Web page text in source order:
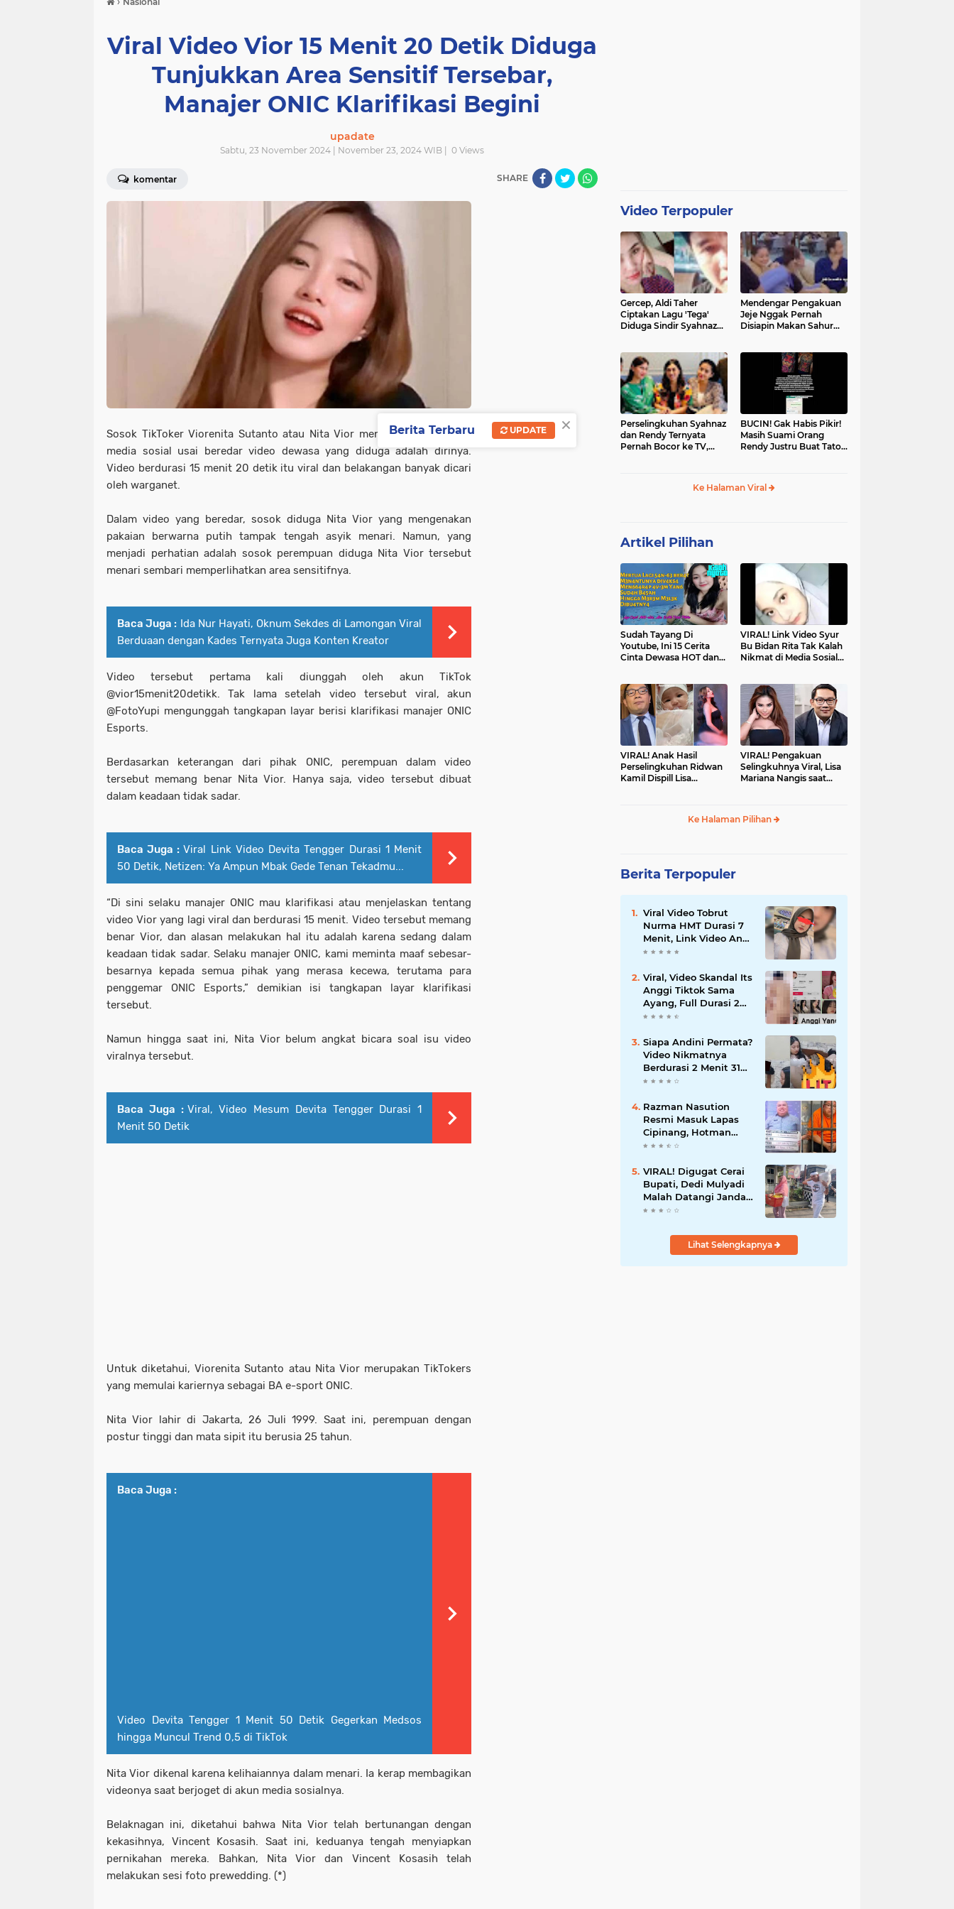
Viral Video Vior 15 Menit 20 Detik Diduga
Tunjukkan Area Sensitif Tersebar,
Manajer ONIC Klarifikasi Begini
upadate
Sabtu, 23 November 2024 | November 23, 2024 WIB | 0 Views
komentar SHARE
Sosok TikToker Viorenita Sutanto atau Nita Vior menggemparkan jagat
media sosial usai beredar video dewasa yang diduga adalah dirinya.
Video berdurasi 15 menit 20 detik itu viral dan belakangan banyak dicari
oleh warganet.
Dalam video yang beredar, sosok diduga Nita Vior yang mengenakan
pakaian berwarna putih tampak tengah asyik menari. Namun, yang
menjadi perhatian adalah sosok perempuan diduga Nita Vior tersebut
menari sembari memperlihatkan area sensitifnya.
Baca Juga : Ida Nur Hayati, Oknum Sekdes di Lamongan Viral
Berduaan dengan Kades Ternyata Juga Konten Kreator
Video tersebut pertama kali diunggah oleh akun TikTok
@vior15menit20detikk. Tak lama setelah video tersebut viral, akun
@FotoYupi mengunggah tangkapan layar berisi klarifikasi manajer ONIC
Esports.
Berdasarkan keterangan dari pihak ONIC, perempuan dalam video
tersebut memang benar Nita Vior. Hanya saja, video tersebut dibuat
dalam keadaan tidak sadar.
Baca Juga : Viral Link Video Devita Tengger Durasi 1 Menit
50 Detik, Netizen: Ya Ampun Mbak Gede Tenan Tekadmu...
“Di sini selaku manajer ONIC mau klarifikasi atau menjelaskan tentang
video Vior yang lagi viral dan berdurasi 15 menit. Video tersebut memang
benar Vior, dan alasan melakukan hal itu adalah karena sedang dalam
keadaan tidak sadar. Selaku manajer ONIC, kami meminta maaf sebesar-
besarnya kepada semua pihak yang merasa kecewa, terutama para
penggemar ONIC Esports,” demikian isi tangkapan layar klarifikasi
tersebut.
Namun hingga saat ini, Nita Vior belum angkat bicara soal isu video
viralnya tersebut.
Baca Juga : Viral, Video Mesum Devita Tengger Durasi 1
Menit 50 Detik
Untuk diketahui, Viorenita Sutanto atau Nita Vior merupakan TikTokers
yang memulai kariernya sebagai BA e-sport ONIC.
Nita Vior lahir di Jakarta, 26 Juli 1999. Saat ini, perempuan dengan
postur tinggi dan mata sipit itu berusia 25 tahun.
Baca Juga :
Video Devita Tengger 1 Menit 50 Detik Gegerkan Medsos
hingga Muncul Trend 0,5 di TikTok
Nita Vior dikenal karena kelihaiannya dalam menari. Ia kerap membagikan
videonya saat berjoget di akun media sosialnya.
Belaknagan ini, diketahui bahwa Nita Vior telah bertunangan dengan
kekasihnya, Vincent Kosasih. Saat ini, keduanya tengah menyiapkan
pernikahan mereka. Bahkan, Nita Vior dan Vincent Kosasih telah
melakukan sesi foto prewedding. (*)
Video Terpopuler
Gercep, Aldi Taher
Ciptakan Lagu 'Tega'
Diduga Sindir Syahnaz
Mendengar Pengakuan
Jeje Nggak Pernah
Disiapin Makan Sahur
Perselingkuhan Syahnaz
dan Rendy Ternyata
Pernah Bocor ke TV,
BUCIN! Gak Habis Pikir!
Masih Suami Orang
Rendy Justru Buat Tato
Ke Halaman Viral
Artikel Pilihan
Sudah Tayang Di
Youtube, Ini 15 Cerita
Cinta Dewasa HOT dan
VIRAL! Link Video Syur
Bu Bidan Rita Tak Kalah
Nikmat di Media Sosial
VIRAL! Anak Hasil
Perselingkuhan Ridwan
Kamil Dispill Lisa
VIRAL! Pengakuan
Selingkuhnya Viral, Lisa
Mariana Nangis saat
Ke Halaman Pilihan
Berita Terpopuler
Viral Video Tobrut
Nurma HMT Durasi 7
Menit, Link Video Andi
Permata dan Izza
Viral, Video Skandal Its
Anggi Tiktok Sama
Ayang, Full Durasi 2
Menit 47 Detik
Siapa Andini Permata?
Video Nikmatnya
Berdurasi 2 Menit 31
Detik Bareng Adiknya
Razman Nasution
Resmi Masuk Lapas
Cipinang, Hotman
Paris Beri Pesan
VIRAL! Digugat Cerai
Bupati, Dedi Mulyadi
Malah Datangi Janda
Sambil Panggul Beras
Lihat Selengkapnya
×
Berita Terbaru UPDATE